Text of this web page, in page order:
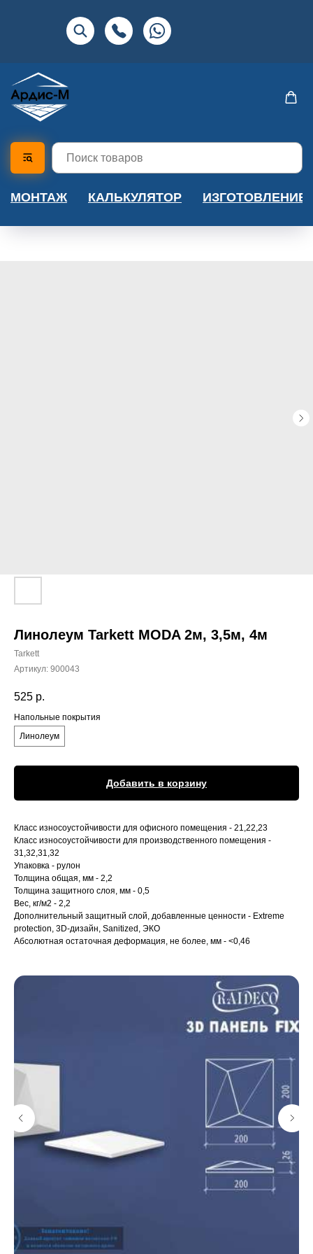
МОНТАЖ КАЛЬКУЛЯТОР ИЗГОТОВЛЕНИЕ
Линолеум Tarkett MODA 2м, 3,5м, 4м
Tarkett
Артикул: 900043
525 р.
Напольные покрытия
Линолеум
Добавить в корзину
Класс износоустойчивости для офисного помещения - 21,22,23
Класс износоустойчивости для производственного помещения -
31,32,31,32
Упаковка - рулон
Толщина общая, мм - 2,2
Толщина защитного слоя, мм - 0,5
Вес, кг/м2 - 2,2
Дополнительный защитный слой, добавленные ценности - Extreme
protection, 3D-дизайн, Sanitized, ЭКО
Абсолютная остаточная деформация, не более, мм - <0,46